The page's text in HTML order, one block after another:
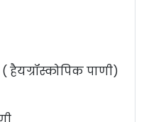
( हैयग्रॉस्कोपिक पाणी)